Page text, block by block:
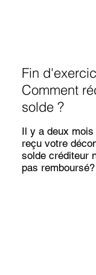
Fin
Comment
solde ?
Il y a deux
reçu votre
solde créditeur
pas remboursé?